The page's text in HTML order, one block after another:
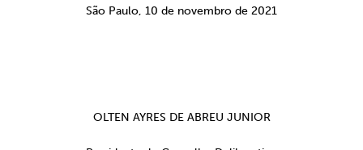
São Paulo, 10 de novembro de 2021
OLTEN AYRES DE ABREU JUNIOR